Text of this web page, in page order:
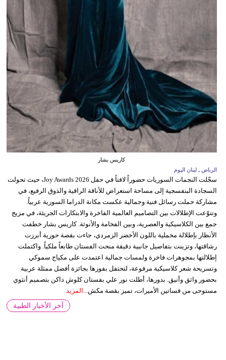
كاريس بشار
الرياض ـ لبنان اليوم
سجّلت النجمات السوريات حضوراً لافتاً في حفل Joy Awards 2026، حيث تحولت
السجادة البنفسجية إلى مساحة استعراض للأناقة الراقية والذوق الرفيع، في
مشاركة حملت رسائل فنية وجمالية عكست مكانة الدراما السورية عربياً.
وتنوّعت الإطلالات بين التصاميم العالمية الفاخرة والابتكارات الجريئة، في مزيج
جمع بين الكلاسيكية والعصرية، وبين الفخامة والأنوثة. كاريس بشار خطفت
الأنظار بإطلالة مخملية باللون الأخضر الزمردي، جاءت بقصة حورية أبرزت
رشاقتها، وتزينت بتفاصيل جانبية دقيقة منحت الفستان طابعاً ملكياً. واكتملت
إطلالتها بمجوهرات فاخرة ولمسات جمالية اعتمدت على مكياج سموكي
وتسريحة شعر كلاسيكية مرفوعة، لتحتفل بفوزها بجائزة أفضل ممثلة عربية
بحضور واثق وأنيق. بدورها، أطلت نور علي بفستان كلوش داكن بتصميم أنثوي
مستوحى من فساتين الأميرات، تميز بقصة مكش... المزيد
آخر الأخبار الطبية